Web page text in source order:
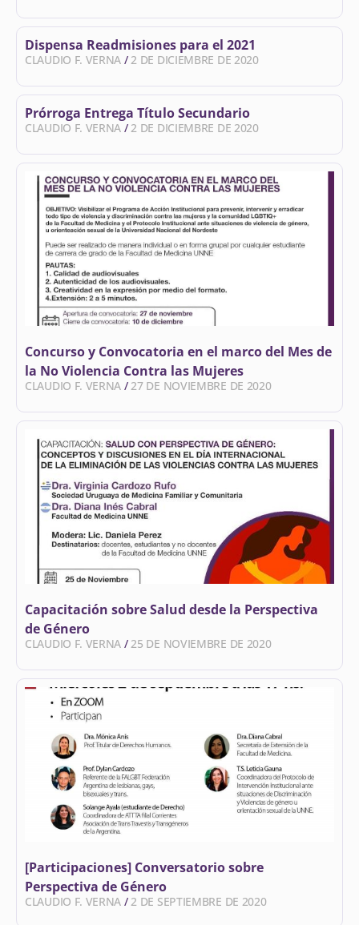
Dispensa Readmisiones para el 2021
CLAUDIO F. VERNA 2 DE DICIEMBRE DE 2020
Prórroga Entrega Título Secundario
CLAUDIO F. VERNA 2 DE DICIEMBRE DE 2020
Concurso y Convocatoria en el marco del Mes de
la No Violencia Contra las Mujeres
CLAUDIO F. VERNA 27 DE NOVIEMBRE DE 2020
Capacitación sobre Salud desde la Perspectiva
de Género
CLAUDIO F. VERNA 25 DE NOVIEMBRE DE 2020
[Participaciones] Conversatorio sobre
Perspectiva de Género
CLAUDIO F. VERNA 2 DE SEPTIEMBRE DE 2020